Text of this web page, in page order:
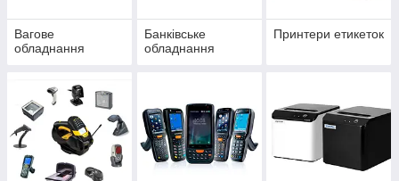
Вагове
обладнання
Банківське
обладнання
Принтери етикеток